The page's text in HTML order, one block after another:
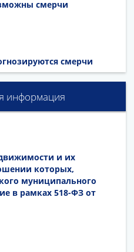
смерчи
смерчи
информация
и их
которых,
муниципального
в рамках 518-ФЗ от